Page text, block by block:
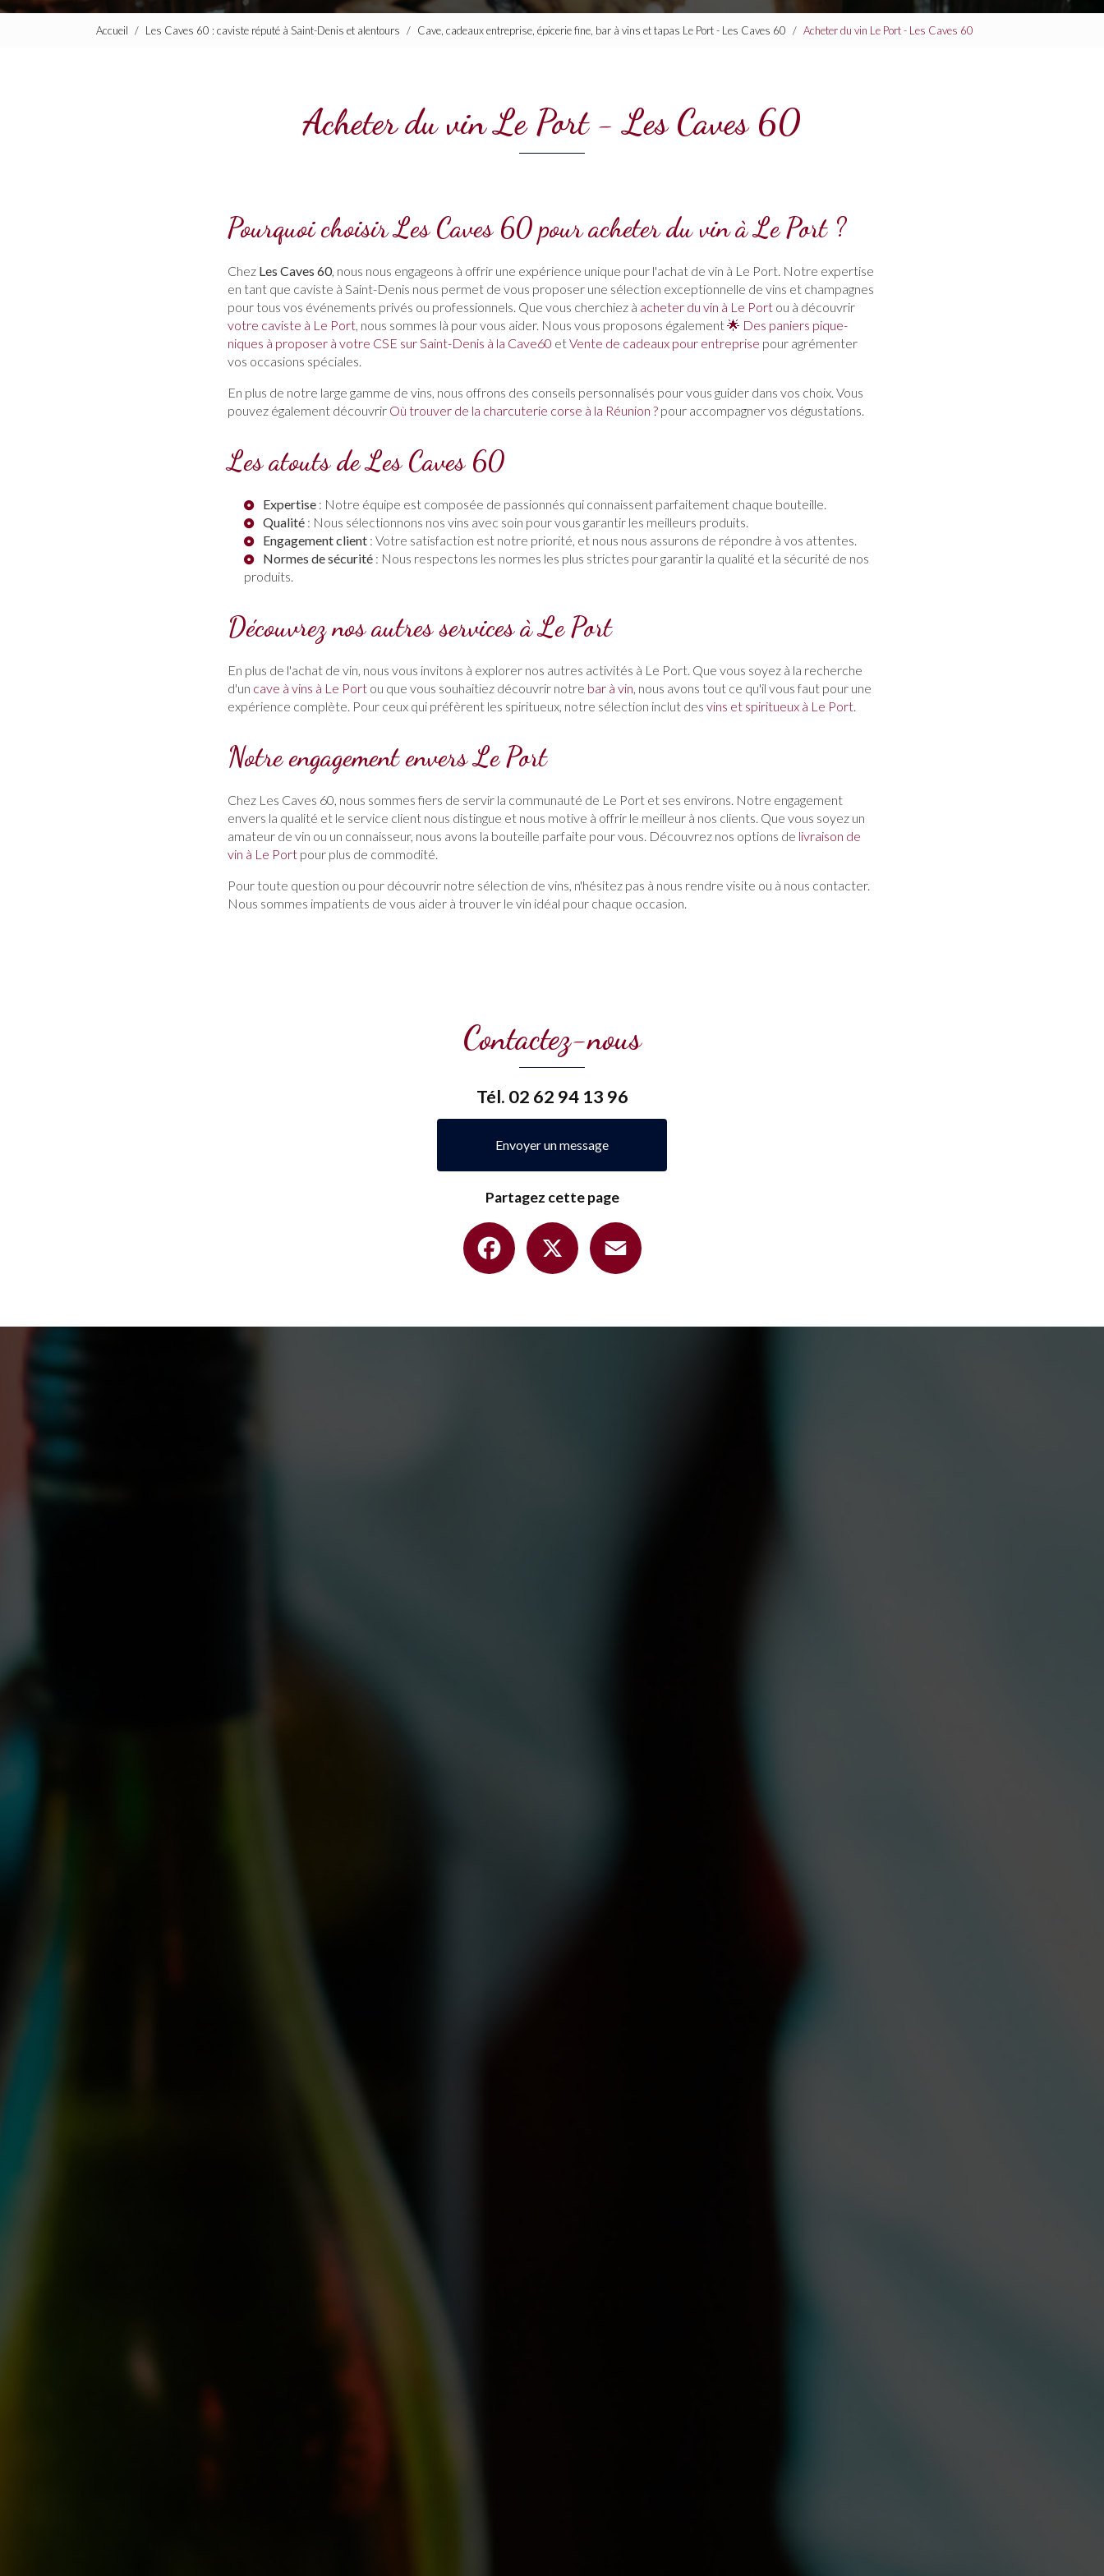
Accueil Les Caves 60 : caviste réputé à Saint-Denis et alentours Cave, cadeaux entreprise, épicerie fine, bar à vins et tapas Le Port - Les Caves 60 Acheter du vin Le Port - Les Caves 60
Acheter du vin Le Port - Les Caves 60
Pourquoi choisir Les Caves 60 pour acheter du vin à Le Port ?
Chez Les Caves 60, nous nous engageons à offrir une expérience unique pour l'achat de vin à Le Port. Notre expertise
en tant que caviste à Saint-Denis nous permet de vous proposer une sélection exceptionnelle de vins et champagnes
pour tous vos événements privés ou professionnels. Que vous cherchiez à acheter du vin à Le Port ou à découvrir
votre caviste à Le Port, nous sommes là pour vous aider. Nous vous proposons également🌟 Des paniers pique-
niques à proposer à votre CSE sur Saint-Denis à la Cave60 etVente de cadeaux pour entreprise pour agrémenter
vos occasions spéciales.
En plus de notre large gamme de vins, nous offrons des conseils personnalisés pour vous guider dans vos choix. Vous
pouvez également découvrir Où trouver de la charcuterie corse à la Réunion ? pour accompagner vos dégustations.
Les atouts de Les Caves 60
Expertise : Notre équipe est composée de passionnés qui connaissent parfaitement chaque bouteille.
Qualité : Nous sélectionnons nos vins avec soin pour vous garantir les meilleurs produits.
Engagement client : Votre satisfaction est notre priorité, et nous nous assurons de répondre à vos attentes.
Normes de sécurité : Nous respectons les normes les plus strictes pour garantir la qualité et la sécurité de nos
produits.
Découvrez nos autres services à Le Port
En plus de l'achat de vin, nous vous invitons à explorer nos autres activités à Le Port. Que vous soyez à la recherche
d'un cave à vins à Le Port ou que vous souhaitiez découvrir notre bar à vin, nous avons tout ce qu'il vous faut pour une
expérience complète. Pour ceux qui préfèrent les spiritueux, notre sélection inclut des vins et spiritueux à Le Port.
Notre engagement envers Le Port
Chez Les Caves 60, nous sommes fiers de servir la communauté de Le Port et ses environs. Notre engagement
envers la qualité et le service client nous distingue et nous motive à offrir le meilleur à nos clients. Que vous soyez un
amateur de vin ou un connaisseur, nous avons la bouteille parfaite pour vous. Découvrez nos options de livraison de
vin à Le Port pour plus de commodité.
Pour toute question ou pour découvrir notre sélection de vins, n'hésitez pas à nous rendre visite ou à nous contacter.
Nous sommes impatients de vous aider à trouver le vin idéal pour chaque occasion.
Contactez-nous
Tél. 02 62 94 13 96
Envoyer un message
Partagez cette page
Facebook